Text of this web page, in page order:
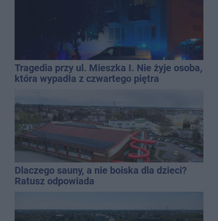
Tragedia przy ul. Mieszka I. Nie żyje osoba,
która wypadła z czwartego piętra
Dlaczego sauny, a nie boiska dla dzieci?
Ratusz odpowiada